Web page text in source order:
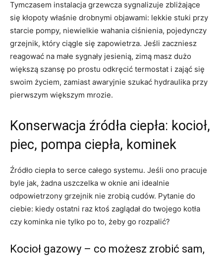
Tymczasem instalacja grzewcza sygnalizuje zbliżające
się kłopoty właśnie drobnymi objawami: lekkie stuki przy
starcie pompy, niewielkie wahania ciśnienia, pojedynczy
grzejnik, który ciągle się zapowietrza. Jeśli zaczniesz
reagować na małe sygnały jesienią, zimą masz dużo
większą szansę po prostu odkręcić termostat i zająć się
swoim życiem, zamiast awaryjnie szukać hydraulika przy
pierwszym większym mrozie.
Konserwacja źródła ciepła: kocioł,
piec, pompa ciepła, kominek
Źródło ciepła to serce całego systemu. Jeśli ono pracuje
byle jak, żadna uszczelka w oknie ani idealnie
odpowietrzony grzejnik nie zrobią cudów. Pytanie do
ciebie: kiedy ostatni raz ktoś zaglądał do twojego kotła
czy kominka nie tylko po to, żeby go rozpalić?
Kocioł gazowy – co możesz zrobić sam,